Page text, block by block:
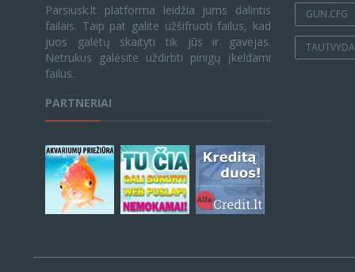
Parsiusk.lt platforma leidžia jums dalintis
failais. Taip pat galite užšifruoti failus, kad
juos galėtų skaityti tik jūs ir gavėjas.
Netrukus galėsite uždirbti pinigų įkeldami
failus.
PARTNERIAI
GUN.CFG